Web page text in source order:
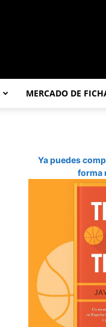
MERCADO DE
Ya puedes
forma